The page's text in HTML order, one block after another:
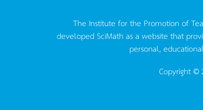
The Institute for the Promotion of
developed SciMath as a website that
personal,
Copyright ©